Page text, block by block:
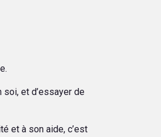
et d’essayer de
et à son aide, c’est